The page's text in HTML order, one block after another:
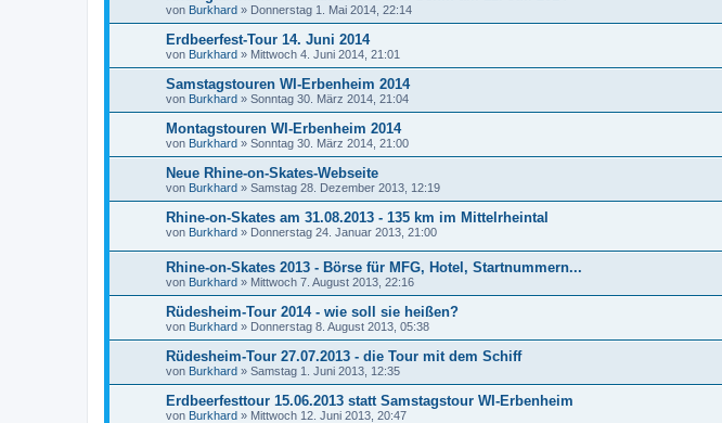
von Burkhard » Donnerstag 1. Mai 2014, 22:14
Erdbeerfest-Tour 14. Juni 2014
von Burkhard » Mittwoch 4. Juni 2014, 21:01
Samstagstouren WI-Erbenheim 2014
von Burkhard » Sonntag 30. März 2014, 21:04
Montagstouren WI-Erbenheim 2014
von Burkhard » Sonntag 30. März 2014, 21:00
Neue Rhine-on-Skates-Webseite
von Burkhard » Samstag 28. Dezember 2013, 12:19
Rhine-on-Skates am 31.08.2013 - 135 km im Mittelrheintal
von Burkhard » Donnerstag 24. Januar 2013, 21:00
Rhine-on-Skates 2013 - Börse für MFG, Hotel, Startnummern...
von Burkhard » Mittwoch 7. August 2013, 22:16
Rüdesheim-Tour 2014 - wie soll sie heißen?
von Burkhard » Donnerstag 8. August 2013, 05:38
Rüdesheim-Tour 27.07.2013 - die Tour mit dem Schiff
von Burkhard » Samstag 1. Juni 2013, 12:35
Erdbeerfesttour 15.06.2013 statt Samstagstour WI-Erbenheim
von Burkhard » Mittwoch 12. Juni 2013, 20:47